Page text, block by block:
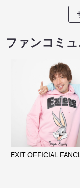
ファンコミ
EXIT OFFICIAL